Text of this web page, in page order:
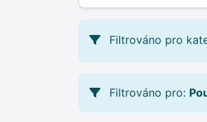
Filtrováno pro
Filtrováno pro: